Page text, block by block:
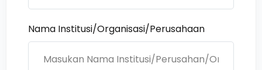
Nama Institusi/Organisasi/Perusahaan